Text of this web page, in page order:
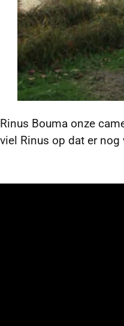
Rinus Bouma onze
viel Rinus op dat er